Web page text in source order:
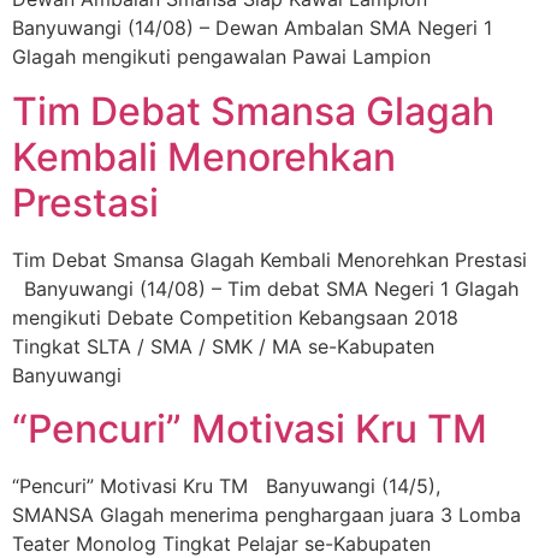
Banyuwangi (14/08) – Dewan Ambalan SMA Negeri 1
Glagah mengikuti pengawalan Pawai Lampion
Tim Debat Smansa Glagah
Kembali Menorehkan
Prestasi
Tim Debat Smansa Glagah Kembali Menorehkan Prestasi
Banyuwangi (14/08) – Tim debat SMA Negeri 1 Glagah
mengikuti Debate Competition Kebangsaan 2018
Tingkat SLTA / SMA / SMK / MA se-Kabupaten
Banyuwangi
“Pencuri” Motivasi Kru TM
“Pencuri” Motivasi Kru TM Banyuwangi (14/5),
SMANSA Glagah menerima penghargaan juara 3 Lomba
Teater Monolog Tingkat Pelajar se-Kabupaten